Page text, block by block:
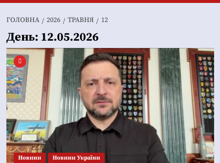
ГОЛОВНА 2026 ТРАВНЯ 12
День: 12.05.2026
Новини Новини України